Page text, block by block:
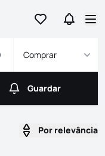
Ir para osIr para
Comprar
Guardar
Guardar
Por relevância